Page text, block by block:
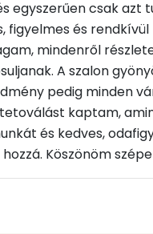
egyszerűen csak azt
figyelmes és
mindenről
A szalon
pedig minden
kaptam,
és kedves,
Köszönöm